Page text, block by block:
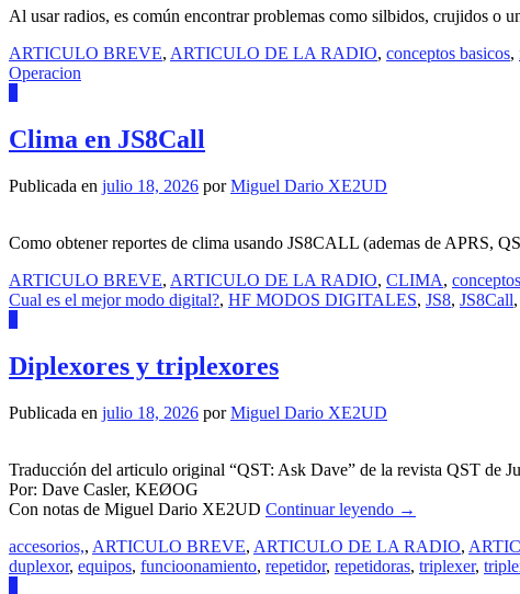
Al usar radios, es común encontrar problemas como silbidos, crujidos o
ARTICULO BREVE, ARTICULO DE LA RADIO, conceptos basicos,
Operacion
Clima en JS8Call
Publicada en julio 18, 2026 porMiguel Dario XE2UD
Como obtener reportes de clima usando JS8CALL (ademas de APRS,
ARTICULO BREVE, ARTICULO DE LA RADIO, CLIMA,
Cual es el mejor modo digital?, HF MODOS DIGITALES, JS8, JS8Call,
Diplexores y triplexores
Publicada en julio 18, 2026 porMiguel Dario XE2UD
Traducción del articulo original “QST: Ask Dave” de la revista QST de
Por: Dave Casler, KEØOG
Con notas de Miguel Dario XE2UD Continuar leyendo →
accesorios,, ARTICULO BREVE, ARTICULO DE LA RADIO,
duplexor, equipos, funcioonamiento, repetidor, repetidoras, triplexer,